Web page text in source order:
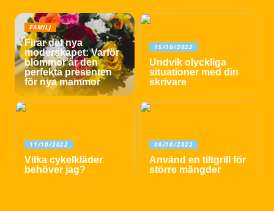
FAMILJ
Firar det nya
moderskapet: Varför
blommor är den
perfekta presenten
för nya mammor
15/10/2022
Undvik olyckliga
situationer med din
skrivare
11/10/2022
Vilka cykelkläder
behöver jag?
06/10/2022
Använd en tiltgrill för
större mängder